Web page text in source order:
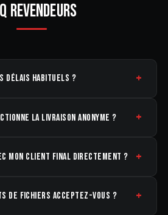
REVENDEURS
DÉLAIS HABITUELS ? +
LA LIVRAISON ANONYME ? +
MON CLIENT FINAL DIRECTEMENT ? +
DE FICHIERS ACCEPTEZ-VOUS ? +